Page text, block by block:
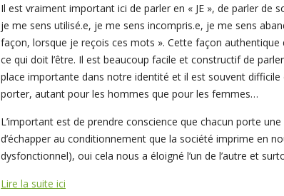
Il est vraiment important ici de parler en « JE », de parler de
je me sens utilisé.e, je me sens incompris.e, je me sens
façon, lorsque je reçois ces mots ». Cette façon
ce qui doit l’être. Il est beaucoup facile et constructif de
place importante dans notre identité et il est souvent difficile
porter, autant pour les hommes que pour les femmes…
L’important est de prendre conscience que chacun porte
d’échapper au conditionnement que la société imprime en
dysfonctionnel), oui cela nous a éloigné l’un de l’autre et
Lire la suite ici